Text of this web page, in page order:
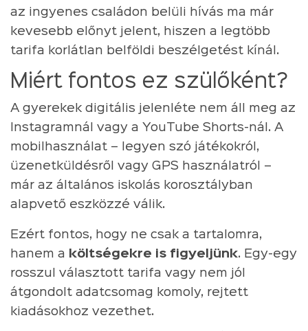
az ingyenes családon belüli hívás ma már
kevesebb előnyt jelent, hiszen a legtöbb
tarifa korlátlan belföldi beszélgetést kínál.
Miért fontos ez szülőként?
A gyerekek digitális jelenléte nem áll meg az
Instagramnál vagy a YouTube Shorts-nál. A
mobilhasználat – legyen szó játékokról,
üzenetküldésről vagy GPS használatról –
már az általános iskolás korosztályban
alapvető eszközzé válik.
Ezért fontos, hogy ne csak a tartalomra,
hanem a
költségekre is figyeljünk. Egy-egy
rosszul választott tarifa vagy nem jól
átgondolt adatcsomag komoly, rejtett
kiadásokhoz vezethet.